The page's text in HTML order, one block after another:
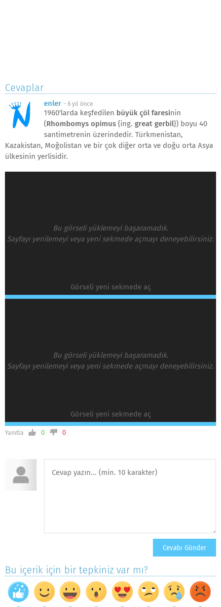
Cevaplar
enler - 6 yıl önce
1960'larda keşfedilen büyük çöl faresinin
(Rhombomys opimus {ing. great gerbil}) boyu 40
santimetrenin üzerindedir. Türkmenistan,
Kazakistan, Moğolistan ve bir çok diğer orta ve doğu orta Asya
ülkesinin yerlisidir.
Bu görseli yüklemeyi başaramadık.
Sayfayı yenilemeyi veya yeni sekmede açmayı deneyebilirsiniz.
Görseli yeni sekmede aç
Bu görseli yüklemeyi başaramadık.
Sayfayı yenilemeyi veya yeni sekmede açmayı deneyebilirsiniz.
Görseli yeni sekmede aç
Yanıtla 0 0
Bu içerik için bir tepkiniz var mı?